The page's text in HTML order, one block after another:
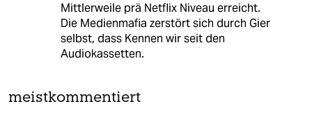
Mittlerweile prä Netflix Niveau erreicht.
Die Medienmafia zerstört sich durch Gier
selbst, dass Kennen wir seit den
Audiokassetten.
meistkommentiert